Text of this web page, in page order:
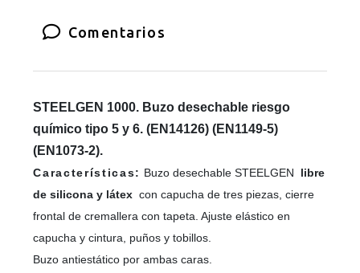
Comentarios
STEELGEN 1000. Buzo desechable riesgo
químico tipo 5 y 6. (EN14126) (EN1149-5)
(EN1073-2).
Características: Buzo desechable STEELGEN
libre
de silicona y látex con capucha de tres piezas, cierre
frontal de cremallera con tapeta. Ajuste elástico en
capucha y cintura, puños y tobillos.
Buzo antiestático por ambas caras.